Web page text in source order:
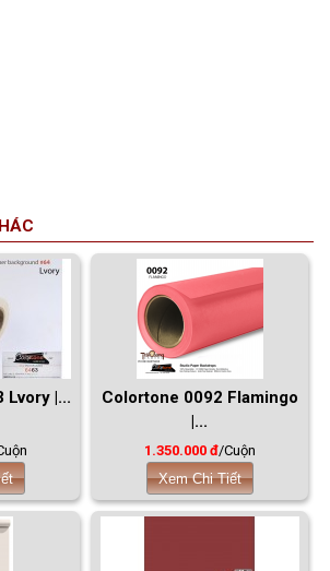
Lvory |...
Colortone 0092 Flamingo
|...
1.350.000 đ/Cuộn
Xem Chi Tiết